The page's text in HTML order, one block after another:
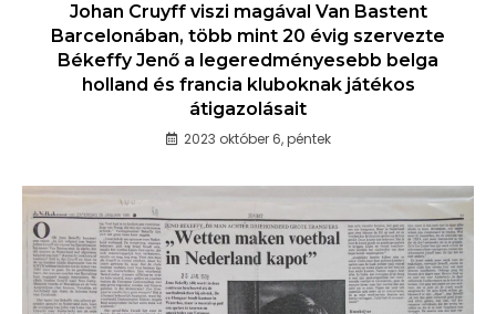
Johan Cruyff viszi magával Van Bastent
Barcelonában, több mint 20 évig szervezte
Békeffy Jenő a legeredményesebb belga
holland és francia kluboknak játékos
átigazolásait
2023 október 6, péntek